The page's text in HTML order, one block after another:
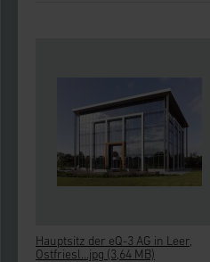
Hauptsitz der eQ-3 AG in Leer,
Ostfriesl...jpg (3,64 MB)